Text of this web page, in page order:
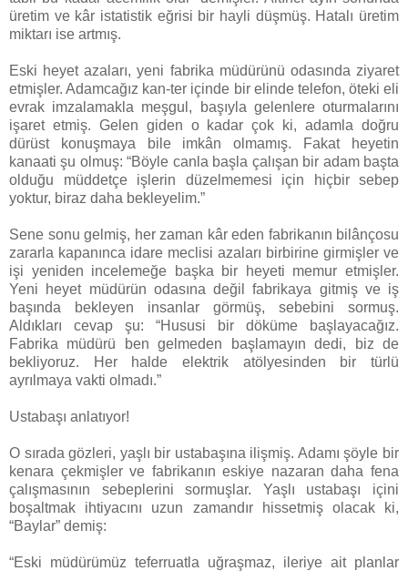
üretim ve kâr istatistik eğrisi bir hayli düşmüş. Hatalı üretim
miktarı ise artmış.
Eski heyet azaları, yeni fabrika müdürünü odasında ziyaret
etmişler. Adamcağız kan-ter içinde bir elinde telefon, öteki eli
evrak imzalamakla meşgul, başıyla gelenlere oturmalarını
işaret etmiş. Gelen giden o kadar çok ki, adamla doğru
dürüst konuşmaya bile imkân olmamış. Fakat heyetin
kanaati şu olmuş: “Böyle canla başla çalışan bir adam başta
olduğu müddetçe işlerin düzelmemesi için hiçbir sebep
yoktur, biraz daha bekleyelim.”
Sene sonu gelmiş, her zaman kâr eden fabrikanın bilânçosu
zararla kapanınca idare meclisi azaları birbirine girmişler ve
işi yeniden incelemeğe başka bir heyeti memur etmişler.
Yeni heyet müdürün odasına değil fabrikaya gitmiş ve iş
başında bekleyen insanlar görmüş, sebebini sormuş.
Aldıkları cevap şu: “Hususi bir döküme başlayacağız.
Fabrika müdürü ben gelmeden başlamayın dedi, biz de
bekliyoruz. Her halde elektrik atölyesinden bir türlü
ayrılmaya vakti olmadı.”
Ustabaşı anlatıyor!
O sırada gözleri, yaşlı bir ustabaşına ilişmiş. Adamı şöyle bir
kenara çekmişler ve fabrikanın eskiye nazaran daha fena
çalışmasının sebeplerini sormuşlar. Yaşlı ustabaşı içini
boşaltmak ihtiyacını uzun zamandır hissetmiş olacak ki,
“Baylar” demiş:
“Eski müdürümüz teferruatla uğraşmaz, ileriye ait planlar